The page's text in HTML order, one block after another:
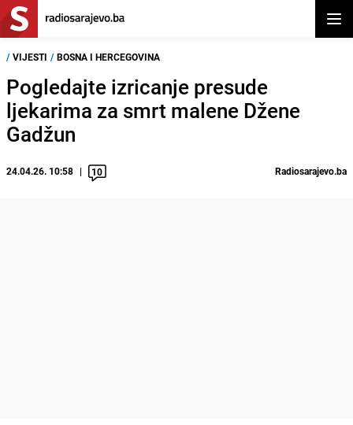
/ VIJESTI / BOSNA I HERCEGOVINA
Pogledajte izricanje presude
ljekarima za smrt malene Džene
Gadžun
24.04.26. 10:58 10 Radiosarajevo.ba